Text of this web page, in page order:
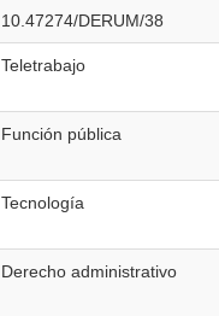
10.47274/DERUM/38
Teletrabajo
Función pública
Tecnología
Derecho administrativo